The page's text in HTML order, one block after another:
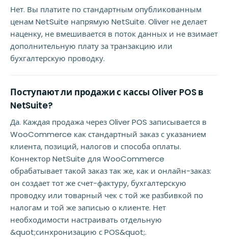
Нет. Вы платите по стандартным опубликованным
ценам NetSuite напрямую NetSuite. Oliver не делает
наценку, не вмешивается в поток данных и не взимает
дополнительную плату за транзакцию или
бухгалтерскую проводку.
Поступают ли продажи с кассы Oliver POS в
NetSuite?
Да. Каждая продажа через Oliver POS записывается в
WooCommerce как стандартный заказ с указанием
клиента, позиций, налогов и способа оплаты.
Коннектор NetSuite для WooCommerce
обрабатывает такой заказ так же, как и онлайн-заказ:
он создает тот же счет-фактуру, бухгалтерскую
проводку или товарный чек с той же разбивкой по
налогам и той же записью о клиенте. Нет
необходимости настраивать отдельную
&quot;синхронизацию с POS&quot;.